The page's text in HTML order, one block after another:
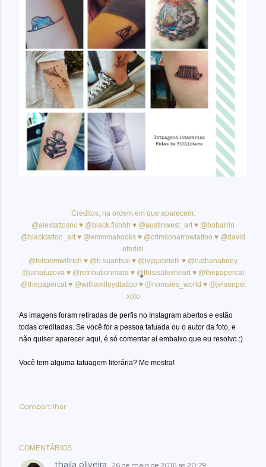
Créditos, na ordem em que aparecem:
@alextattosnc ♥ @black.fishhh ♥ @austinwest_art♥ @bobarrin
@blacktattoo_art♥ @emmmabooks ♥ @crimsonarrowtattoo ♥ @david
eferlisi
@felipemwillrich ♥ @h.suantsai ♥ @ivygabrielli ♥ @nathanabney
@janatuzova ♥ @retributionmara ♥ @thisisalexheart♥ @thepapercat
@thepapercat♥@williamlloydtattoo ♥ @nomsies_world ♥ @jeisonpei
xoto
As imagens foram retiradas de perfis no Instagram abertos e estão
todas creditadas. Se você for a pessoa tatuada ou o autor da foto, e
não quiser aparecer aqui, é só comentar aí embaixo que eu resolvo :)
Você tem alguma tatuagem literária? Me mostra!
Compartilhar
COMENTÁRIOS
thaila oliveira 26 de maio de 2016 às 20:29